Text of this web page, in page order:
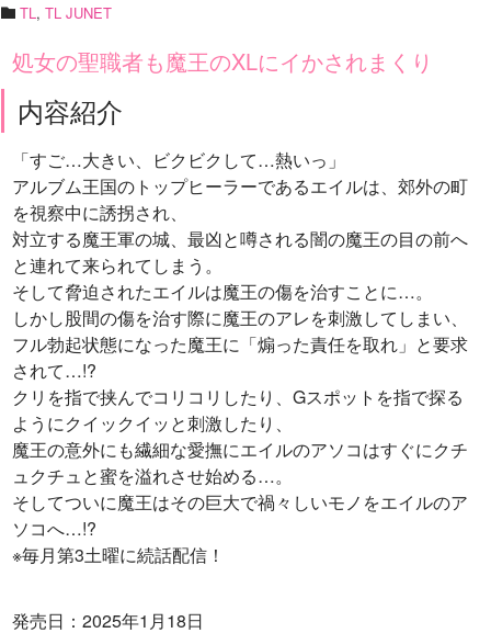
TL , TL JUNET
処女の聖職者も魔王のXLにイかされまくり
内容紹介
「すご…大きい、ビクビクして…熱いっ」
アルブム王国のトップヒーラーであるエイルは、郊外の町
を視察中に誘拐され、
対立する魔王軍の城、最凶と噂される闇の魔王の目の前へ
と連れて来られてしまう。
そして脅迫されたエイルは魔王の傷を治すことに…。
しかし股間の傷を治す際に魔王のアレを刺激してしまい、
フル勃起状態になった魔王に「煽った責任を取れ」と要求
されて…!?
クリを指で挟んでコリコリしたり、Gスポットを指で探る
ようにクイックイッと刺激したり、
魔王の意外にも繊細な愛撫にエイルのアソコはすぐにクチ
ュクチュと蜜を溢れさせ始める…。
そしてついに魔王はその巨大で禍々しいモノをエイルのア
ソコへ…!?
※毎月第3土曜に続話配信！
発売日：2025年1月18日